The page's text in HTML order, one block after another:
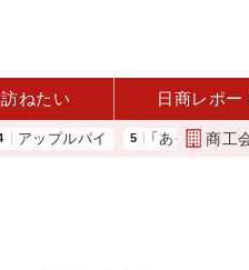
ねたい 日商レポー
イ 「あったらいいね」を商
商工